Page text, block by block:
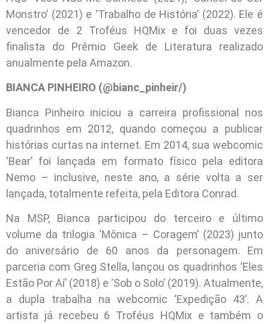
Monstro’ (2021) e ‘Trabalho de História’ (2022). Ele é
vencedor de 2 Troféus HQMix e foi duas vezes
finalista do Prêmio Geek de Literatura realizado
anualmente pela Amazon.
BIANCA PINHEIRO (@bianc_pinheir/)
Bianca Pinheiro iniciou a carreira profissional nos
quadrinhos em 2012, quando começou a publicar
histórias curtas na internet. Em 2014, sua webcomic
‘Bear’ foi lançada em formato físico pela editora
Nemo – inclusive, neste ano, a série volta a ser
lançada, totalmente refeita, pela Editora Conrad.
Na MSP, Bianca participou do terceiro e último
volume da trilogia ‘Mônica – Coragem’ (2023) junto
do aniversário de 60 anos da personagem. Em
parceria com Greg Stella, lançou os quadrinhos ‘Eles
Estão Por Aí’ (2018) e ‘Sob o Solo’ (2019). Atualmente,
a dupla trabalha na webcomic ‘Expedição 43’. A
artista já recebeu 6 Troféus HQMix e também o